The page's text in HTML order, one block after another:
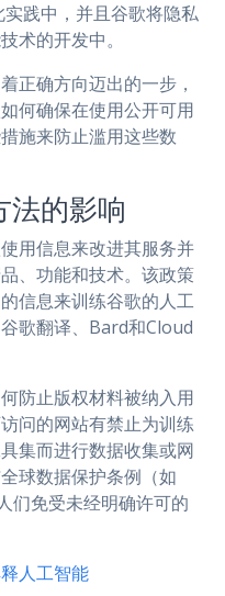
践中，并且谷歌将隐私
术的开发中。
正确方向迈出的一步，
何确保在使用公开可用
施来防止滥用这些数
法的影响
用信息来改进其服务并
、功能和技术。该政策
信息来训练谷歌的人工
歌翻译、Bard和Cloud
防止版权材料被纳入用
问的网站有禁止为训练
集而进行数据收集或网
球数据保护条例（如
们免受未经明确许可的
人工智能